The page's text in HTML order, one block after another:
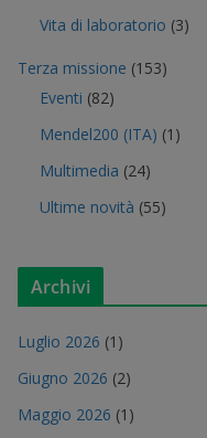
Vita di laboratorio (3)
Terza missione (153)
Eventi (82)
Mendel200 (ITA) (1)
Multimedia (24)
Ultime novità (55)
Archivi
Luglio 2026 (1)
Giugno 2026 (2)
Maggio 2026 (1)